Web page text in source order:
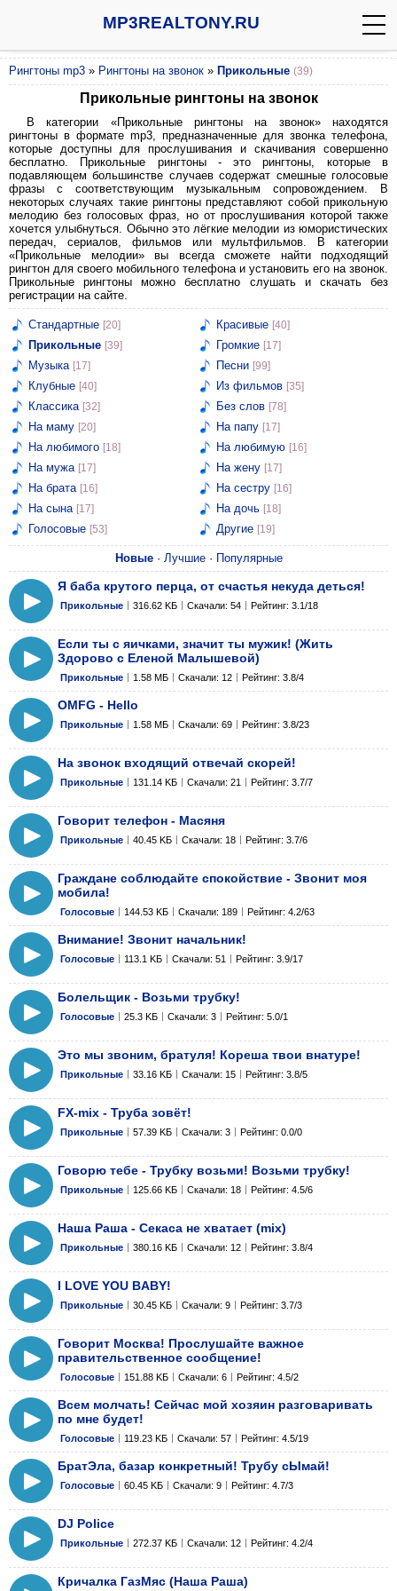
MP3REALTONY.RU
Рингтоны mp3 » Рингтоны на звонок » Прикольные (39)
Прикольные рингтоны на звонок
В категории «Прикольные рингтоны на звонок» находятся
рингтоны в формате mp3, предназначенные для звонка телефона,
которые доступны для прослушивания и скачивания совершенно
бесплатно. Прикольные рингтоны - это рингтоны, которые в
подавляющем большинстве случаев содержат смешные голосовые
фразы с соответствующим музыкальным сопровождением. В
некоторых случаях такие рингтоны представляют собой прикольную
мелодию без голосовых фраз, но от прослушивания которой также
хочется улыбнуться. Обычно это лёгкие мелодии из юмористических
передач, сериалов, фильмов или мультфильмов. В категории
«Прикольные мелодии» вы всегда сможете найти подходящий
рингтон для своего мобильного телефона и установить его на звонок.
Прикольные рингтоны можно бесплатно слушать и скачать без
регистрации на сайте.
Стандартные [20] Красивые [40]
Прикольные [39] Громкие [17]
Музыка [17] Песни [99]
Клубные [40] Из фильмов [35]
Классика [32] Без слов [78]
На маму [20] На папу [17]
На любимого [18] На любимую [16]
На мужа [17] На жену [17]
На брата [16] На сестру [16]
На сына [17] На дочь [18]
Голосовые [53] Другие [19]
Новые · Лучшие · Популярные
Я баба крутого перца, от счастья некуда деться!
Прикольные 316.62 KБ Скачали: 54 Рейтинг: 3.1/18
Если ты с яичками, значит ты мужик! (Жить
Здорово с Еленой Малышевой)
Прикольные 1.58 МБ Скачали: 12 Рейтинг: 3.8/4
OMFG - Hello
Прикольные 1.58 МБ Скачали: 69 Рейтинг: 3.8/23
На звонок входящий отвечай скорей!
Прикольные 131.14 KБ Скачали: 21 Рейтинг: 3.7/7
Говорит телефон - Масяня
Прикольные 40.45 KБ Скачали: 18 Рейтинг: 3.7/6
Граждане соблюдайте спокойствие - Звонит моя
мобила!
Голосовые 144.53 KБ Скачали: 189 Рейтинг: 4.2/63
Внимание! Звонит начальник!
Голосовые 113.1 KБ Скачали: 51 Рейтинг: 3.9/17
Болельщик - Возьми трубку!
Голосовые 25.3 KБ Скачали: 3 Рейтинг: 5.0/1
Это мы звоним, братуля! Кореша твои внатуре!
Прикольные 33.16 KБ Скачали: 15 Рейтинг: 3.8/5
FX-mix - Труба зовёт!
Прикольные 57.39 KБ Скачали: 3 Рейтинг: 0.0/0
Говорю тебе - Трубку возьми! Возьми трубку!
Прикольные 125.66 KБ Скачали: 18 Рейтинг: 4.5/6
Наша Раша - Секаса не хватает (mix)
Прикольные 380.16 KБ Скачали: 12 Рейтинг: 3.8/4
I LOVE YOU BABY!
Прикольные 30.45 KБ Скачали: 9 Рейтинг: 3.7/3
Говорит Москва! Прослушайте важное
правительственное сообщение!
Голосовые 151.88 KБ Скачали: 6 Рейтинг: 4.5/2
Всем молчать! Сейчас мой хозяин разговаривать
по мне будет!
Голосовые 119.23 KБ Скачали: 57 Рейтинг: 4.5/19
БратЭла, базар конкретный! Трубу сЫмай!
Голосовые 60.45 KБ Скачали: 9 Рейтинг: 4.7/3
DJ Police
Прикольные 272.37 KБ Скачали: 12 Рейтинг: 4.2/4
Кричалка ГазМяс (Наша Раша)